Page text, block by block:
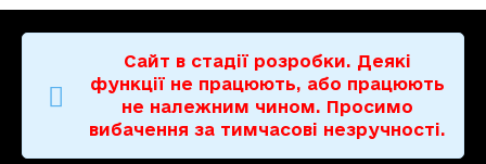
Сайт в стадії розробки. Деякі
функції не працюють, або працюють
не належним чином. Просимо
вибачення за тимчасові незручності.